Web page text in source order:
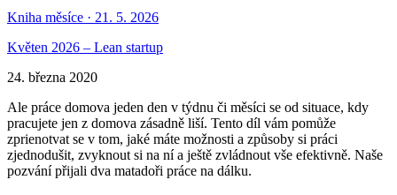
Kniha měsíce · 21. 5. 2026
Květen 2026 – Lean startup
24. března 2020
Ale práce domova jeden den v týdnu či měsíci se od situace, kdy
pracujete jen z domova zásadně liší. Tento díl vám pomůže
zprienotvat se v tom, jaké máte možnosti a způsoby si práci
zjednodušit, zvyknout si na ní a ještě zvládnout vše efektivně. Naše
pozvání přijali dva matadoři práce na dálku.